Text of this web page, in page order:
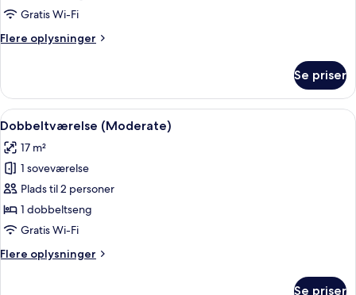
2
(Universal)
Gratis Wi-Fi
Flere oplysninger
Flere
med
enkeltsenge
Se priser
Indlæs
alle
billeder
af
Dobbeltværelse
(Moderate)
Dobbeltværelse (Moderate) |
5
Dobbeltværelse (Moderate)
17 m²
1 soveværelse
Plads til 2 personer
1 dobbeltseng
Gratis Wi-Fi
Flere oplysninger
Flere
Se priser